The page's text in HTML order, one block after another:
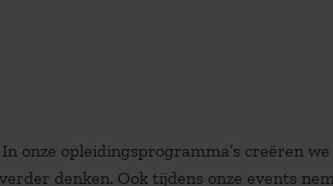
onze opleidingsprogramma’s creëren
denken. Ook tijdens onze events